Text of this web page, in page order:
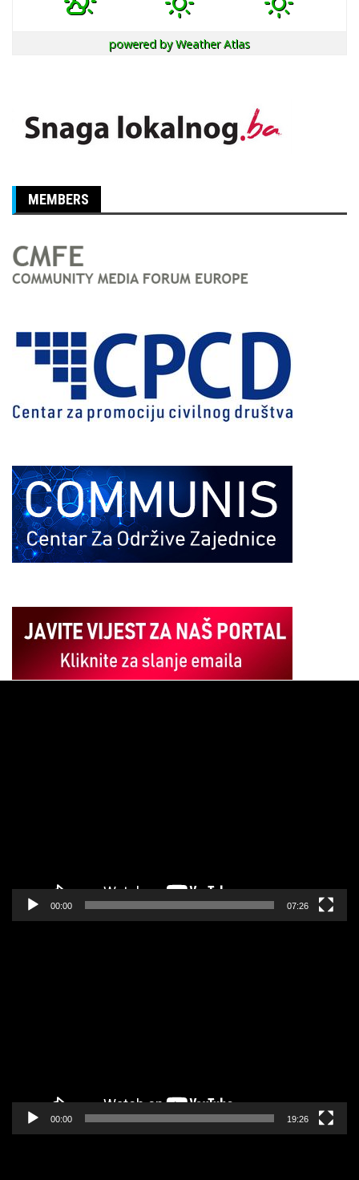
powered byWeather Atlas
MEMBERS
00:00 07:26
00:00 19:26